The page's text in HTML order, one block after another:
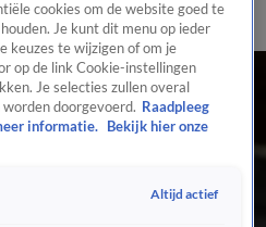
WeerTip de redactiePanelVideo's
cookies om de website goed te
Je kunt dit menu op ieder
keuzes te wijzigen of om je
op de link Cookie-instellingen
Je selecties zullen overal
doorgevoerd. Raadpleeg
informatie.
Bekijk hier onze
Altijd actief